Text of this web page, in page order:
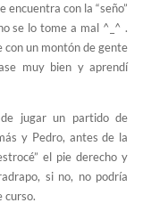
encuentra con la “seño”
se lo tome a mal ^_^ .
con un montón de gente
muy bien y aprendí
jugar un partido de
y Pedro, antes de la
el pie derecho y
si no, no podría
curso.